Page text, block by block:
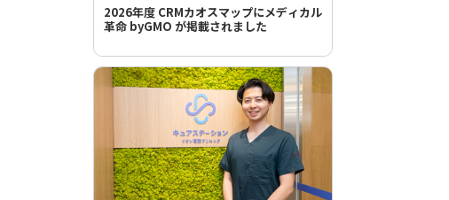
2026年度 CRMカオスマップにメディカル
革命 byGMO が掲載されました